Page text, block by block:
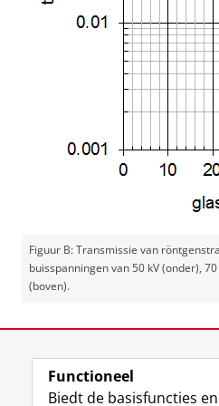
Figuur B: Transmissie van
buisspanningen van 50 kV (onder),
(boven).
View this page in:English
Functioneel
Biedt de basisfuncties